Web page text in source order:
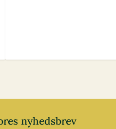
nyhedsbrev